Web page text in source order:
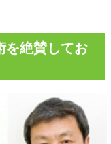
を絶賛してお